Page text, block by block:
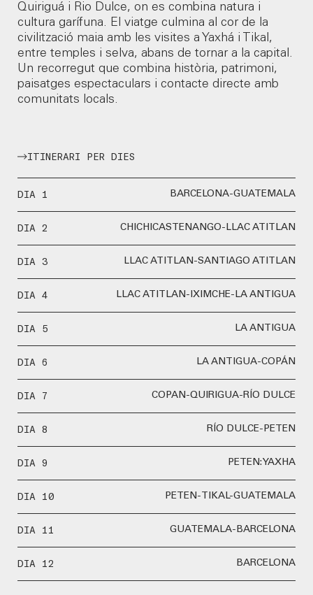
Quiriguá i Rio Dulce, on es combina natura i
cultura garífuna. El viatge culmina al cor de la
civilització maia amb les visites a Yaxhá i Tikal,
entre temples i selva, abans de tornar a la capital.
Un recorregut que combina història, patrimoni,
paisatges espectaculars i contacte directe amb
comunitats locals.
ITINERARI PER DIES
DIA 1 BARCELONA-GUATEMALA
DIA 2 CHICHICASTENANGO-LLAC ATITLAN
DIA 3 LLAC ATITLAN-SANTIAGO ATITLAN
DIA 4 LLAC ATITLAN-IXIMCHE-LA ANTIGUA
DIA 5 LA ANTIGUA
DIA 6 LA ANTIGUA-COPÁN
DIA 7 COPAN-QUIRIGUA-RÍO DULCE
DIA 8 RÍO DULCE-PETEN
DIA 9 PETEN: YAXHA
DIA 10 PETEN-TIKAL-GUATEMALA
DIA 11 GUATEMALA-BARCELONA
DIA 12 BARCELONA